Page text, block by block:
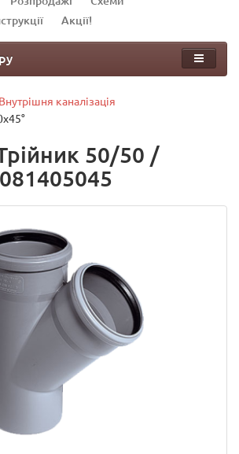
Акції!
Внутрішня каналізація
50/50 /